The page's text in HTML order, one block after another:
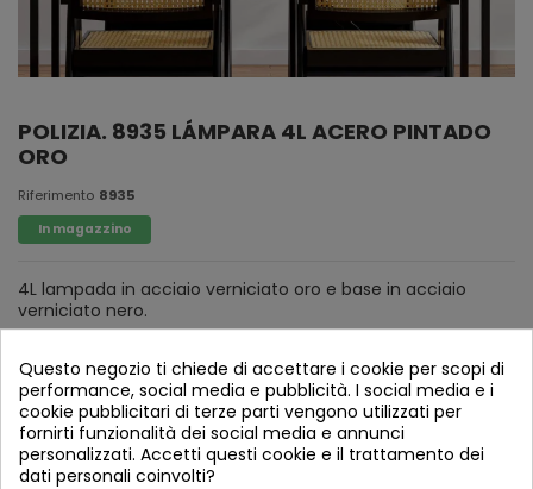
POLIZIA. 8935 LÁMPARA 4L ACERO PINTADO
ORO
Riferimento 8935
In magazzino
4L lampada in acciaio verniciato oro e base in acciaio
verniciato nero.
Questo negozio ti chiede di accettare i cookie per scopi di
performance, social media e pubblicità. I social media e i
cookie pubblicitari di terze parti vengono utilizzati per
fornirti funzionalità dei social media e annunci
personalizzati. Accetti questi cookie e il trattamento dei
dati personali coinvolti?